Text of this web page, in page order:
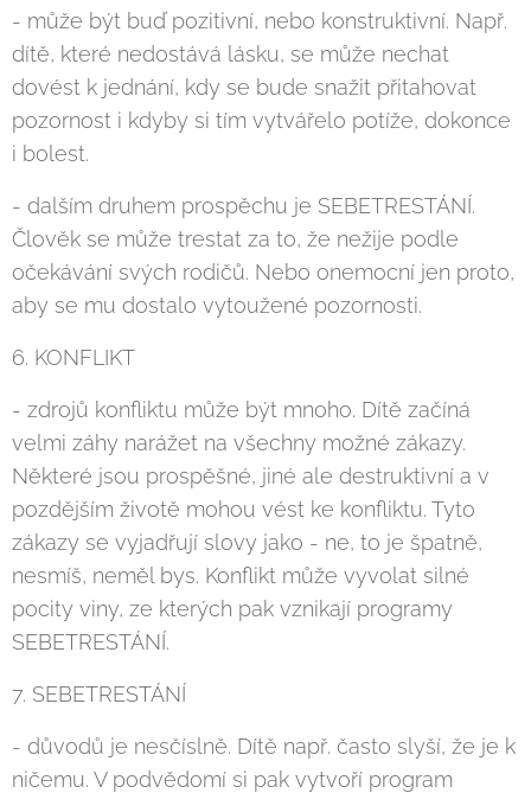
- může být buď pozitivní, nebo konstruktivní. Např.
dítě, které nedostává lásku, se může nechat
dovést k jednání, kdy se bude snažit přitahovat
pozornost i kdyby si tím vytvářelo potíže, dokonce
i bolest.
- dalším druhem prospěchu je SEBETRESTÁNÍ.
Člověk se může trestat za to, že nežije podle
očekávání svých rodičů. Nebo onemocní jen proto,
aby se mu dostalo vytoužené pozornosti.
6. KONFLIKT
- zdrojů konfliktu může být mnoho. Dítě začíná
velmi záhy narážet na všechny možné zákazy.
Některé jsou prospěšné, jiné ale destruktivní a v
pozdějším životě mohou vést ke konfliktu. Tyto
zákazy se vyjadřují slovy jako - ne, to je špatně,
nesmíš, neměl bys. Konflikt může vyvolat silné
pocity viny, ze kterých pak vznikají programy
SEBETRESTÁNÍ.
7. SEBETRESTÁNÍ
- důvodů je nesčíslně. Dítě např. často slyší, že je k
ničemu. V podvědomí si pak vytvoří program